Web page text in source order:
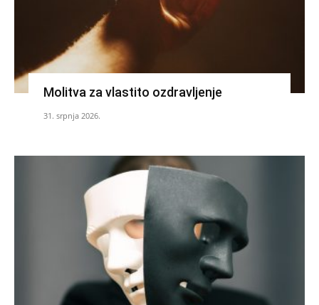
Molitva za vlastito ozdravljenje
31. srpnja 2026.